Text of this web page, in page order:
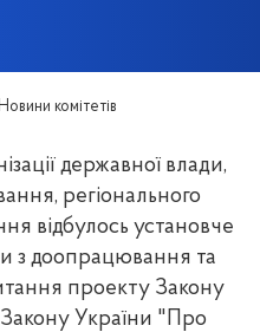
Новини комітетів
державної влади,
регіонального
відбулось установче
з доопрацювання та
проекту Закону
України "Про